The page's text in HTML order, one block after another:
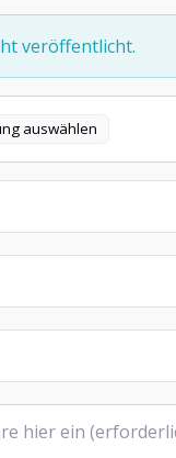
veröffentlicht.
auswählen